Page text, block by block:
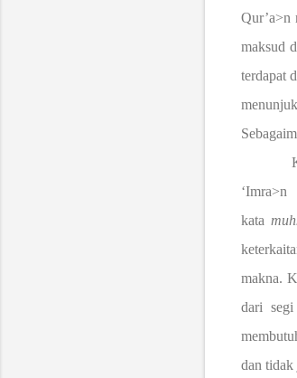
Qur’a>n
maksud
terdapat
kata
makna.
dari
dan tidak